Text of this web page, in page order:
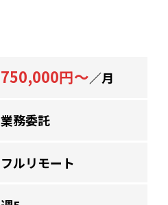
750,000円～／月
業務委託
フルリモート